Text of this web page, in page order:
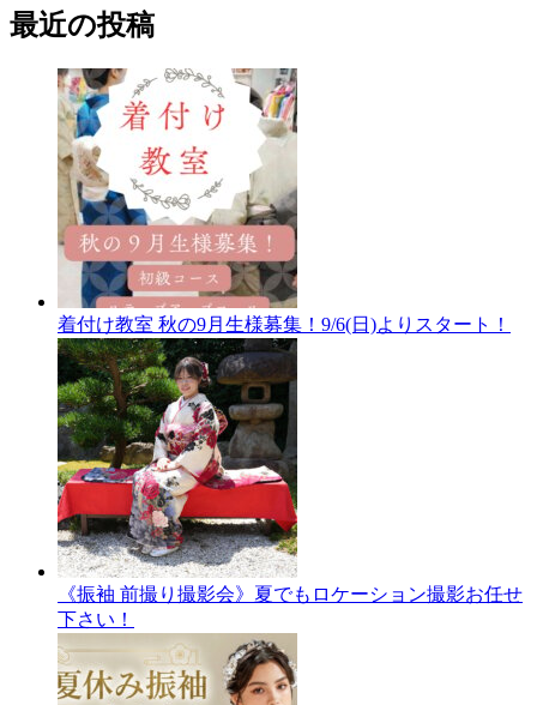
カ
イ
最近の投稿
着付け教室 秋の9月生様募集！9/6(日)よりスタート！
《振袖 前撮り撮影会》夏でもロケーション撮影お任せ
下さい！